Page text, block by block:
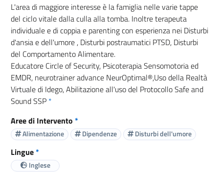
L'area di maggiore interesse è la famiglia nelle varie tappe
del ciclo vitale dalla culla alla tomba. Inoltre terapeuta
individuale e di coppia e parenting con esperienza nei Disturbi
d'ansia e dell'umore , Disturbi postraumatici PTSD, Disturbi
del Comportamento Alimentare.
Educatore Circle of Security, Psicoterapia Sensomotoria ed
EMDR, neurotrainer advance NeurOptimal®,Uso della Realtà
Virtuale di Idego, Abilitazione all'uso del Protocollo Safe and
Sound SSP *
Aree di Intervento *
Alimentazione Dipendenze Disturbi dell'umore
Lingue*
Inglese